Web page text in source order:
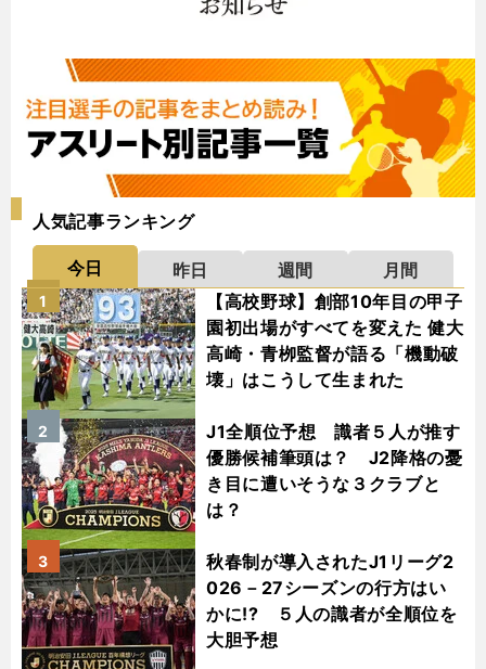
人気記事ランキング
今日 昨日 週間
月間
【高校野球】創部10年目の甲子
園初出場がすべてを変えた 健大
高崎・青栁監督が語る「機動破
壊」はこうして生まれた
1
J1全順位予想 識者５人が推す
優勝候補筆頭は？ J2降格の憂
き目に遭いそうな３クラブと
は？
2
秋春制が導入されたJ1リーグ2
026－27シーズンの行方はい
かに!? ５人の識者が全順位を
大胆予想
3